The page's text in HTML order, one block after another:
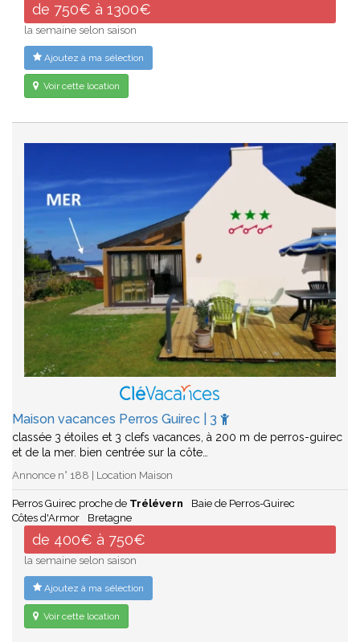
de 750€ à 1300€
la semaine selon saison
Ajoutez à ma sélection
Voir cette location
Maison vacances Perros Guirec | 3
classée 3 étoiles et 3 clefs vacances, à 200 m de perros-guirec
et de la mer. bien centrée sur la côte…
Annonce n° 188 | Location Maison
Perros Guirec proche de Trélévern
Baie de Perros-Guirec
Côtes d'Armor
Bretagne
de 400€ à 750€
la semaine selon saison
Ajoutez à ma sélection
Voir cette location